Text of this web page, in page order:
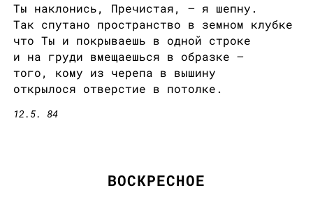
Ты наклонись, Пречистая, — я шепну.
Так спутано пространство в земном клубке
что Ты и покрываешь в одной строке
и на груди вмещаешься в образке —
того, кому из черепа в вышину
открылося отверстие в потолке.
12.5. 84
ВОСКРЕСНОЕ